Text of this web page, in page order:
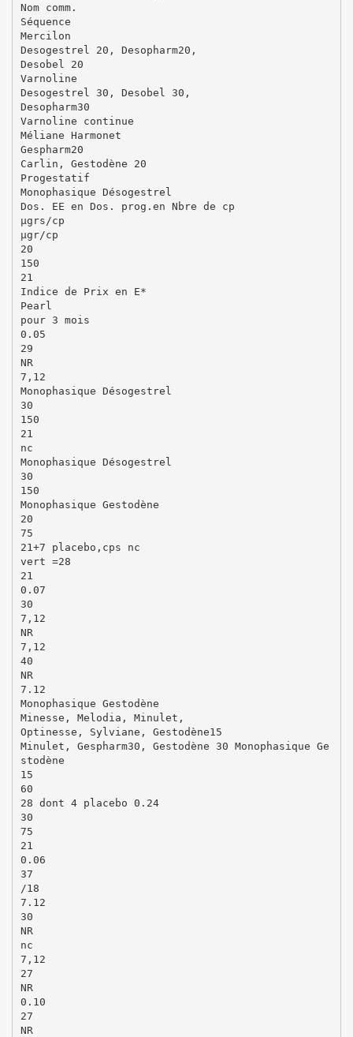
Nom comm.
Séquence
Mercilon
Desogestrel 20, Desopharm20,
Desobel 20
Varnoline
Desogestrel 30, Desobel 30,
Desopharm30
Varnoline continue
Méliane Harmonet
Gespharm20
Carlin, Gestodène 20
Progestatif
Monophasique Désogestrel
Dos. EE en Dos. prog.en Nbre de cp
µgrs/cp
µgr/cp
20
150
21
Indice de Prix en E*
Pearl
pour 3 mois
0.05
29
NR
7,12
Monophasique Désogestrel
30
150
21
nc
Monophasique Désogestrel
30
150
Monophasique Gestodène
20
75
21+7 placebo,cps nc
vert =28
21
0.07
30
7,12
NR
7,12
40
NR
7.12
Monophasique Gestodène
Minesse, Melodia, Minulet,
Optinesse, Sylviane, Gestodène15
Minulet, Gespharm30, Gestodène 30 Monophasique Ge
stodène
15
60
28 dont 4 placebo 0.24
30
75
21
0.06
37
/18
7.12
30
NR
nc
7,12
27
NR
0.10
27
NR